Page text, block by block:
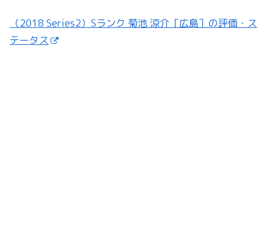
（2018 Series2）Sランク 菊池 涼介［広島］の評価・ス
テータス